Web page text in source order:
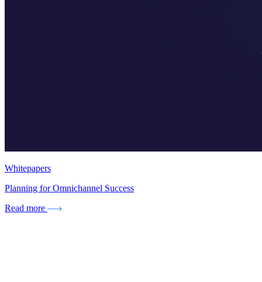
Whitepapers
Planning for Omnichannel Success
Read more